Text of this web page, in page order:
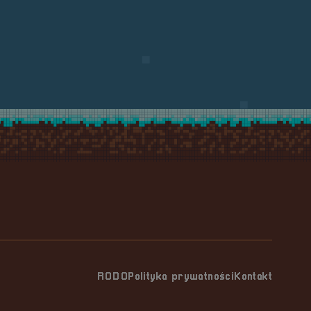
RODO Polityka prywatności Kontakt